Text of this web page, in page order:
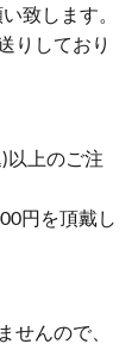
致します。
りしており
以上のご注
円を頂戴し
せんので、